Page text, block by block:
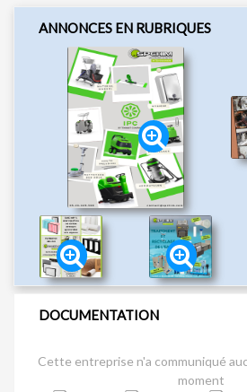
ANNONCES EN RUBRIQUES
DOCUMENTATION
Cette entreprise n'a communiqué
moment